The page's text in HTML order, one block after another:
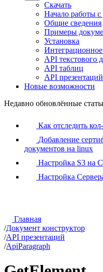
Скачать
Начало работы
Общие сведения
Примеры
Установка
API текстового
API таблиц
API презентаций
Новые возможности
Недавно обновлённые
Как отследить
Добавление
документов на linux
Настройка S3 на
Настройка
Главная
/Документ конструктор
/API презентаций
/ApiParagraph